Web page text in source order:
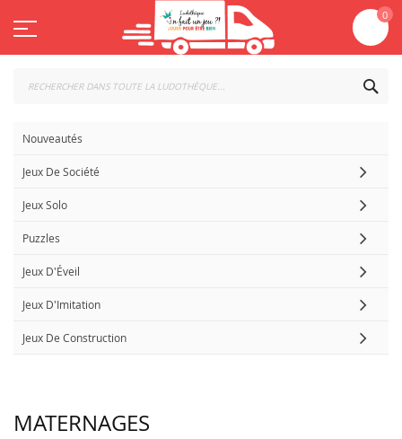
au
contenu
0
Nouveautés
Jeux De Société
Jeux Solo
Puzzles
Jeux D'Éveil
Jeux D'Imitation
Jeux De Construction
MATERNAGES